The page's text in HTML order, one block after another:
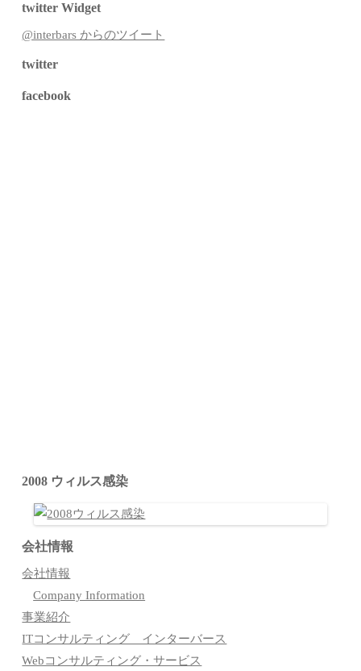
twitter Widget
@interbars からのツイート
twitter
facebook
2008 ウィルス感染
会社情報
会社情報
Company Information
事業紹介
ITコンサルティング インターバース
Webコンサルティング・サービス